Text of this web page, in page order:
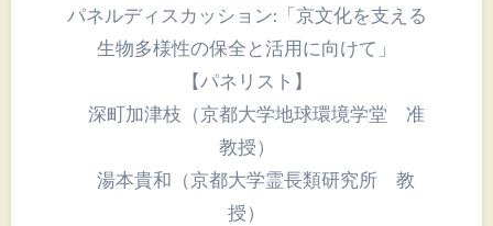
パネルディスカッション:「京文化を支える
生物多様性の保全と活用に向けて」
【パネリスト】
深町加津枝（京都大学地球環境学堂 准
教授）
湯本貴和（京都大学霊長類研究所 教
授）